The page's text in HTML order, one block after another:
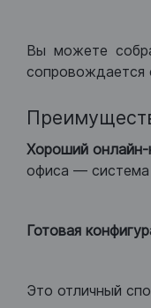
Вы можете
сопровождается
Хороший онлайн-
офиса — система
Готовая
Это отличный